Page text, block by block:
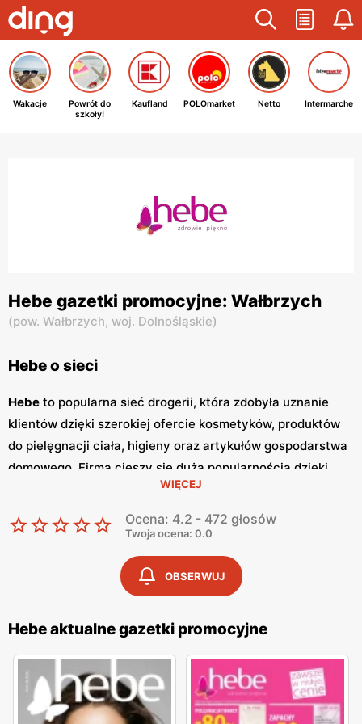
Wakacje
Powrót do
szkoły!
Kaufland POLOmarket Netto Intermarche
Hebe gazetki promocyjne: Wałbrzych
(pow. Wałbrzych, woj. Dolnośląskie)
Hebe o sieci
Hebe to popularna sieć drogerii, która zdobyła uznanie
klientów dzięki szerokiej ofercie kosmetyków, produktów
do pielęgnacji ciała, higieny oraz artykułów gospodarstwa
domowego. Firma cieszy się dużą popularnością dzięki
wysokiej jakości obsługi, atrakcyjnym
promocjom. Klienci mogą liczyć na bogaty wybór
produktów, które spełniają najwyższe standardy jakości.
Jednym z kluczowych elementów strategii marketingowej
są regularnie wydawanegazetki promocyjne
te prezentują najnowsze oferty specjalne,
nowości produktowe oraz sezonowe wyprzedaże, dzięki
czemu klienci mogą planować swoje zakupy i korzystać z
wyjątkowych okazji cenowych. Są one dostępne zarówno
w formie papierowej w sklepach, jak i online, co umożliwia
łatwy dostęp do aktualnych ofert. SklepyHebeznajdują
WIĘCEJ
Ocena: 4.2 - 472 głosów
Twoja ocena: 0.0
OBSERWUJ
Hebe aktualne gazetki promocyjne